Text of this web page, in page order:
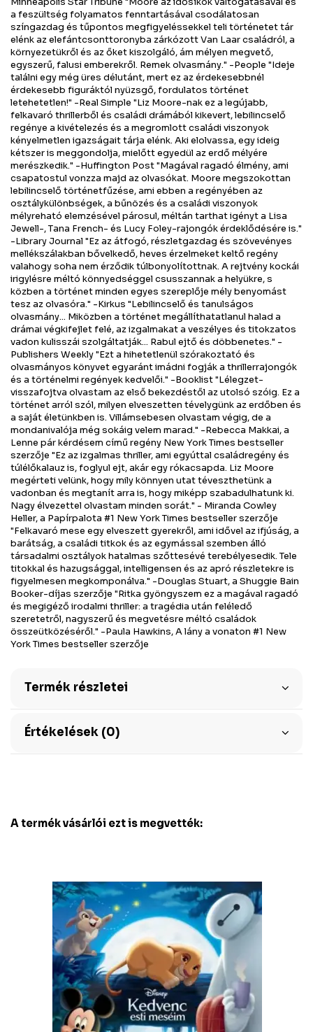
a feszültség folyamatos fenntartásával csodálatosan
színgazdag és tűpontos megfigyeléssekkel teli történetet tár
elénk az elefántcsonttoronyba zárkózott Van Laar családról, a
környezetükről és az őket kiszolgáló, ám mélyen megvető,
egyszerű, falusi emberekről. Remek olvasmány." -People "Ideje
találni egy még üres délutánt, mert ez az érdekesebbnél
érdekesebb figuráktól nyüzsgő, fordulatos történet
letehetetlen!" -Real Simple "Liz Moore-nak ez a legújabb,
felkavaró thrillerből és családi drámából kikevert, lebilincselő
regénye a kivételezés és a megromlott családi viszonyok
kényelmetlen igazságait tárja elénk. Aki elolvassa, egy ideig
kétszer is meggondolja, mielőtt egyedül az erdő mélyére
merészkedik." -Huffington Post "Magával ragadó élmény, ami
csapatostul vonzza majd az olvasókat. Moore megszokottan
lebilincselő történetfűzése, ami ebben a regényében az
osztálykülönbségek, a bűnözés és a családi viszonyok
mélyreható elemzésével párosul, méltán tarthat igényt a Lisa
Jewell-, Tana French- és Lucy Foley-rajongók érdeklődésére is."
-Library Journal "Ez az átfogó, részletgazdag és szövevényes
mellékszálakban bővelkedő, heves érzelmeket keltő regény
valahogy soha nem érződik túlbonyolítottnak. A rejtvény kockái
irigylésre méltó könnyedséggel csusszannak a helyükre, s
közben a történet minden egyes szereplője mély benyomást
tesz az olvasóra." -Kirkus "Lebilincselő és tanulságos
olvasmány... Miközben a történet megállíthatatlanul halad a
drámai végkifejlet felé, az izgalmakat a veszélyes és titokzatos
vadon kulisszái szolgáltatják... Rabul ejtő és döbbenetes." -
Publishers Weekly "Ezt a hihetetlenül szórakoztató és
olvasmányos könyvet egyaránt imádni fogják a thrillerrajongók
és a történelmi regények kedvelői." -Booklist "Lélegzet-
visszafojtva olvastam az első bekezdéstől az utolsó szóig. Ez a
történet arról szól, milyen elveszetten tévelygünk az erdőben és
a saját életünkben is. Villámsebesen olvastam végig, de a
mondanivalója még sokáig velem marad." -Rebecca Makkai, a
Lenne pár kérdésem című regény New York Times bestseller
szerzője "Ez az izgalmas thriller, ami egyúttal családregény és
túlélőkalauz is, foglyul ejt, akár egy rókacsapda. Liz Moore
megérteti velünk, hogy mily könnyen utat téveszthetünk a
vadonban és megtanít arra is, hogy miképp szabadulhatunk ki.
Nagy élvezettel olvastam minden sorát." - Miranda Cowley
Heller, a Papírpalota #1 New York Times bestseller szerzője
"Felkavaró mese egy elveszett gyerekről, ami idővel az ifjúság, a
barátság, a családi titkok és az egymással szemben álló
társadalmi osztályok hatalmas szőttesévé terebélyesedik. Tele
titokkal és hazugsággal, intelligensen és az apró részletekre is
figyelmesen megkomponálva." -Douglas Stuart, a Shuggie Bain
Booker-díjas szerzője "Ritka gyöngyszem ez a magával ragadó
és megigéző irodalmi thriller: a tragédia után feléledő
szeretetről, nagyszerű és megvetésre méltó családok
összeütközéséről." -Paula Hawkins, A lány a vonaton #1 New
York Times bestseller szerzője
Termék részletei
Értékelések (0)
A termék vásárlói ezt is megvették: